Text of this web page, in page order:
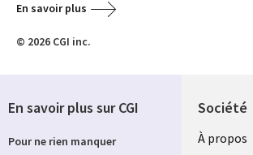
En savoir plus
© 2026 CGI inc.
Société
À propos
En savoir plus sur CGI
Pour ne rien manquer